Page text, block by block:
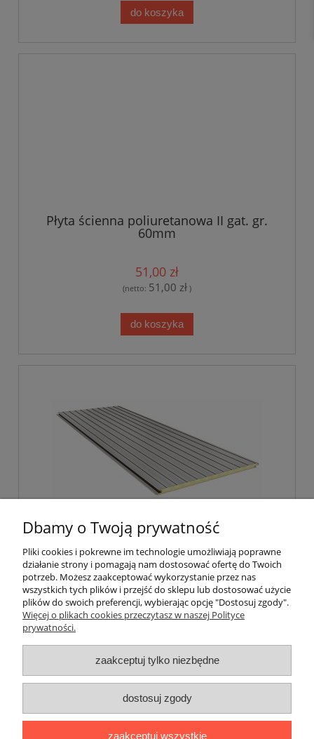
do koszyka
Płyta ścienna poliuretanowa II gat. gr.
60mm
51,00 zł
(netto: 51,00 zł )
do koszyka
Płyta ścienna poliuretanowa II gat. gr.
50mm
51,00 zł
(netto:51,00 zł)
Polityka Prywatności
Dbamy o Twoją prywatność
Pliki cookies i pokrewne im technologie umożliwiają poprawne
działanie strony i pomagają nam dostosować ofertę do Twoich
potrzeb. Możesz zaakceptować wykorzystanie przez nas
wszystkich tych plików i przejść do sklepu lub dostosować użycie
plików do swoich preferencji, wybierając opcję "Dostosuj zgody".
Więcej o plikach cookies przeczytasz w naszej Polityce
prywatności.
zaakceptuj tylko niezbędne
dostosuj zgody
zaakceptuj wszystkie